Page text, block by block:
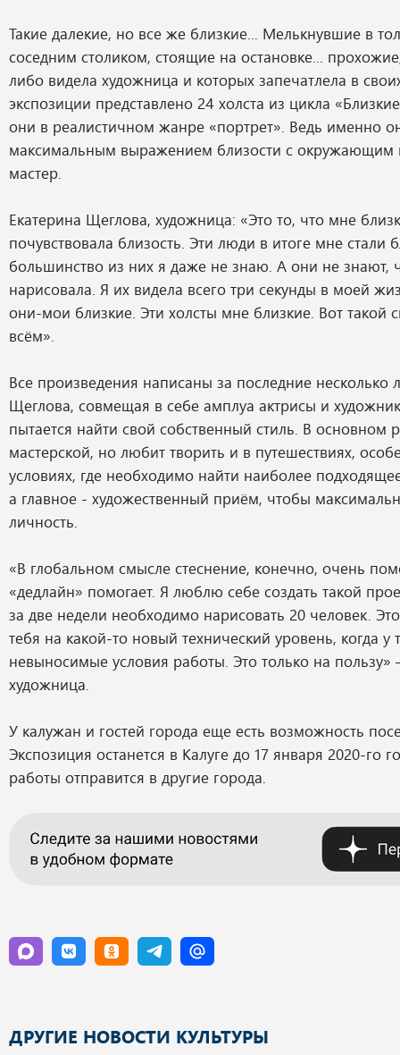
Такие далекие, но все же близкие... Мелькнувшие в
соседним столиком, стоящие на остановке...
либо видела художница и которых запечатлела в
экспозиции представлено 24 холста из цикла
они в реалистичном жанре «портрет». Ведь именно
максимальным выражением близости с окружающим
мастер.
Екатерина Щеглова, художница: «Это то, что мне
почувствовала близость. Эти люди в итоге мне стали
большинство из них я даже не знаю. А они не знают,
нарисовала. Я их видела всего три секунды в моей
они-мои близкие. Эти холсты мне близкие. Вот такой
всём».
Все произведения написаны за последние несколько
Щеглова, совмещая в себе амплуа актрисы и
пытается найти свой собственный стиль. В основном
мастерской, но любит творить и в путешествиях,
условиях, где необходимо найти наиболее
а главное - художественный приём, чтобы
личность.
«В глобальном смысле стеснение, конечно, очень
«дедлайн» помогает. Я люблю себе создать такой
за две недели необходимо нарисовать 20 человек.
тебя на какой-то новый технический уровень, когда у
невыносимые условия работы. Это только на пользу»
художница.
У калужан и гостей города еще есть возможность
Экспозиция останется в Калуге до 17 января 2020-го
работы отправится в другие города.
ДРУГИЕ НОВОСТИ КУЛЬТУРЫ